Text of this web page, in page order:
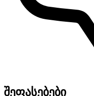
შეფასებები